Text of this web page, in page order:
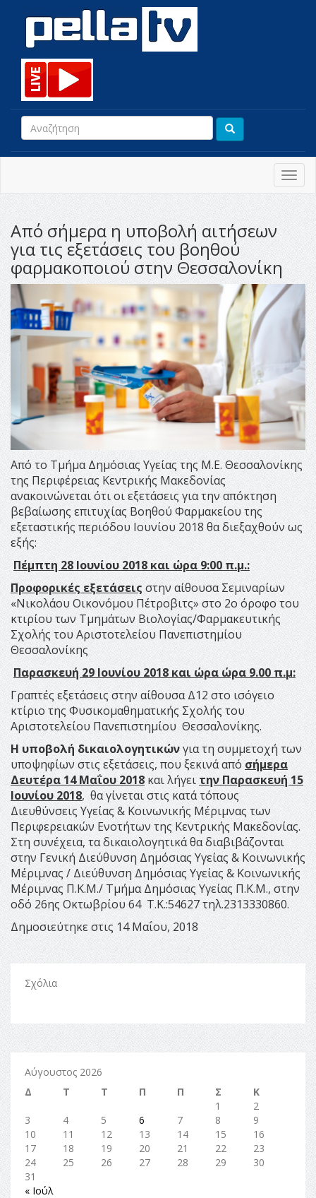
Από σήμερα η υποβολή αιτήσεων
για τις εξετάσεις του βοηθού
φαρμακοποιού στην Θεσσαλονίκη
Από το Τμήμα Δημόσιας Υγείας της Μ.Ε. Θεσσαλονίκης
της Περιφέρειας Κεντρικής Μακεδονίας
ανακοινώνεται ότι οι εξετάσεις για την απόκτηση
βεβαίωσης επιτυχίας Βοηθού Φαρμακείου της
εξεταστικής περιόδου Ιουνίου 2018 θα διεξαχθούν ως
εξής:
Πέμπτη 28 Ιουνίου 2018 και ώρα 9:00 π.μ.:
Προφορικές εξετάσεις στην αίθουσα Σεμιναρίων
«Νικολάου Οικονόμου Πέτροβιτς» στο 2ο όροφο του
κτιρίου των Τμημάτων Βιολογίας/Φαρμακευτικής
Σχολής του Αριστοτελείου Πανεπιστημίου
Θεσσαλονίκης
Παρασκευή 29 Ιουνίου 2018 και ώρα ώρα 9.00 π.μ:
Γραπτές εξετάσεις στην αίθουσα Δ12 στο ισόγειο
κτίριο της Φυσικομαθηματικής Σχολής του
Αριστοτελείου Πανεπιστημίου Θεσσαλονίκης.
Η υποβολή δικαιολογητικώνγια τη συμμετοχή των
υποψηφίων στις εξετάσεις, που ξεκινά από σήμερα
Δευτέρα 14 Μαΐου 2018 και λήγει την Παρασκευή 15
Ιουνίου 2018, θα γίνεται στις κατά τόπους
Διευθύνσεις Υγείας & Κοινωνικής Μέριμνας των
Περιφερειακών Ενοτήτων της Κεντρικής Μακεδονίας.
Στη συνέχεια, τα δικαιολογητικά θα διαβιβάζονται
στην Γενική Διεύθυνση Δημόσιας Υγείας & Κοινωνικής
Μέριμνας / Διεύθυνση Δημόσιας Υγείας & Κοινωνικής
Μέριμνας Π.Κ.Μ./ Τμήμα Δημόσιας Υγείας Π.Κ.Μ., στην
οδό 26ης Οκτωβρίου 64 Τ.Κ.:54627 τηλ.2313330860.
Δημοσιεύτηκε στις 14 Μαΐου, 2018
Σχόλια
Αύγουστος 2026
Δ
Τ Τ Π Π Σ
Κ
1
2
3
4 5 6 7 8
9
10
11 12 13 14 15
16
17
18 19 20 21 22
23
24
25 26 27 28 29
30
31
« Ιούλ